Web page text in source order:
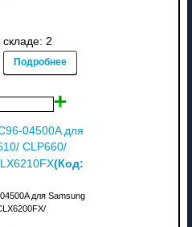
складе: 2
Подробнее
04500A для
CLP660/
(Код:
для Samsung